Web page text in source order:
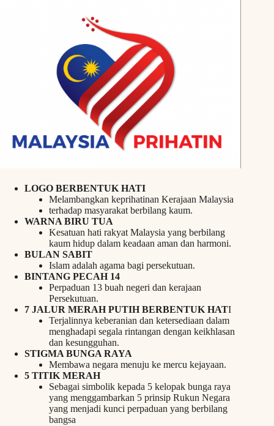
LOGO BERBENTUK HATI
Melambangkan keprihatinan Kerajaan Malaysia
terhadap masyarakat berbilang kaum.
WARNA BIRU TUA
Kesatuan hati rakyat Malaysia yang berbilang
kaum hidup dalam keadaan aman dan harmoni.
BULAN SABIT
Islam adalah agama bagi persekutuan.
BINTANG PECAH 14
Perpaduan 13 buah negeri dan kerajaan
Persekutuan.
7 JALUR MERAH PUTIH BERBENTUK HATI
Terjalinnya keberanian dan ketersediaan dalam
menghadapi segala rintangan dengan keikhlasan
dan kesungguhan.
STIGMA BUNGA RAYA
Membawa negara menuju ke mercu kejayaan.
5 TITIK MERAH
Sebagai simbolik kepada 5 kelopak bunga raya
yang menggambarkan 5 prinsip Rukun Negara
yang menjadi kunci perpaduan yang berbilang
bangsa